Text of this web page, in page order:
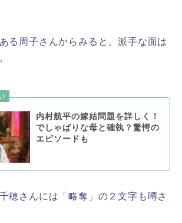
る周子さんからみると、派手な面は
内村航平の嫁姑問題を詳しく！
でしゃばりな母と確執？驚愕の
エピソードも
穂さんには「略奪」の２文字も噂さ